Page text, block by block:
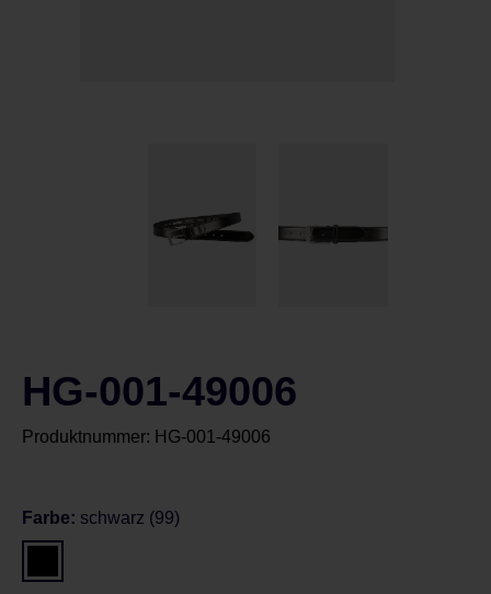
HG-001-49006
Produktnummer: HG-001-49006
Farbe: schwarz (99)